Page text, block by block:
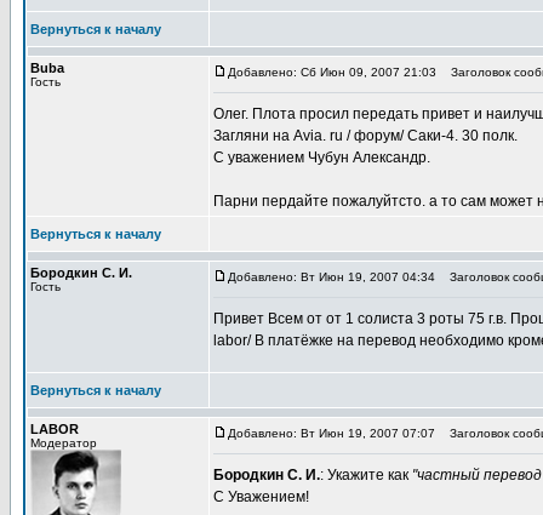
Вернуться к началу
Buba
Гость
Добавлено: Сб Июн 09, 2007 21:03 Заголовок
Олег. Плота просил передать привет и
Загляни на Avia. ru / форум/ Саки-4. 30 полк.
С уважением Чубун Александр.
Парни пердайте пожалуйтсто. а то сам может
Вернуться к началу
Бородкин С. И.
Гость
Добавлено: Вт Июн 19, 2007 04:34 Заголовок
Привет Всем от от 1 солиста 3 роты 75 г.в.
labor/ В платёжке на перевод необходимо
Вернуться к началу
LABOR
Модератор
Добавлено: Вт Июн 19, 2007 07:07 Заголовок
Бородкин С. И.: Укажите как "частный
С Уважением!